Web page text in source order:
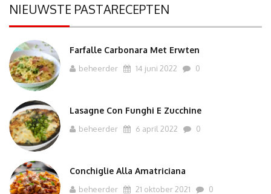
NIEUWSTE PASTARECEPTEN
Farfalle Carbonara Met Erwten
beheerder 14 juni 2022 0
Lasagne Con Funghi E Zucchine
beheerder 6 april 2022 0
Conchiglie Alla Amatriciana
beheerder 21 oktober 2021 0